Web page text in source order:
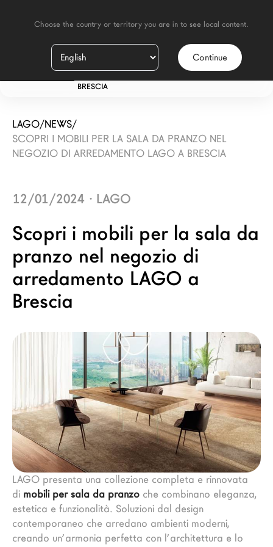
Continue
STORE
BRESCIA
LAGO/NEWS/
SCOPRI I MOBILI PER LA SALA DA PRANZO NEL
NEGOZIO DI ARREDAMENTO LAGO A BRESCIA
12/01/2024 · LAGO
Scopri i mobili per la sala da
pranzo nel negozio di
arredamento LAGO a
Brescia
LAGO presenta una collezione completa e rinnovata
di mobili per sala da pranzo che combinano eleganza,
estetica e funzionalità. Soluzioni dal design
contemporaneo che arredano ambienti moderni,
creando un’armonia perfetta con l’architettura e lo